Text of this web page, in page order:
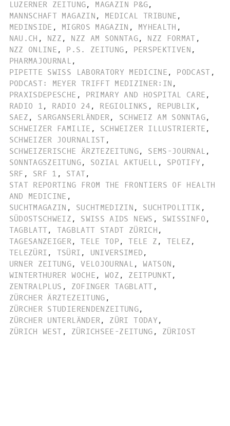
LUZERNER ZEITUNG, MAGAZIN P&G,
MANNSCHAFT MAGAZIN , MEDICAL TRIBUNE ,
MEDINSIDE , MIGROS MAGAZIN , MYHEALTH ,
NAU.CH , NZZ , NZZ AM SONNTAG, NZZ FORMAT ,
NZZ ONLINE , P.S. ZEITUNG , PERSPEKTIVEN ,
PHARMAJOURNAL ,
PIPETTE SWISS LABORATORY MEDICINE , PODCAST ,
PODCAST: MEYER TRIFFT MEDIZINER:IN ,
PRAXISDEPESCHE , PRIMARY AND HOSPITAL CARE ,
RADIO 1 , RADIO 24, REGIOLINKS , REPUBLIK ,
SAEZ , SARGANSERLÄNDER, SCHWEIZ AM SONNTAG,
SCHWEIZER FAMILIE , SCHWEIZER ILLUSTRIERTE ,
SCHWEIZER JOURNALIST ,
SCHWEIZERISCHE ÄRZTEZEITUNG, SEMS-JOURNAL ,
SONNTAGSZEITUNG, SOZIAL AKTUELL , SPOTIFY ,
SRF , SRF 1 , STAT,
STAT REPORTING FROM THE FRONTIERS OF HEALTH
AND MEDICINE ,
SUCHTMAGAZIN , SUCHTMEDIZIN , SUCHTPOLITIK ,
SÜDOSTSCHWEIZ , SWISS AIDS NEWS , SWISSINFO ,
TAGBLATT, TAGBLATT STADT ZÜRICH ,
TAGESANZEIGER, TELE TOP, TELE Z , TELEZ ,
TELEZÜRI , TSÜRI , UNIVERSIMED ,
URNER ZEITUNG, VELOJOURNAL , WATSON ,
WINTERTHURER WOCHE , WOZ , ZEITPUNKT,
ZENTRALPLUS , ZOFINGER TAGBLATT ,
ZÜRCHER ÄRZTEZEITUNG ,
ZÜRCHER STUDIERENDENZEITUNG,
ZÜRCHER UNTERLÄNDER, ZÜRI TODAY,
ZÜRICH WEST , ZÜRICHSEE-ZEITUNG , ZÜRIOST